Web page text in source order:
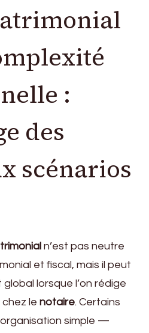
:
des
scénarios
n’est pas neutre
et fiscal, mais il peut
lorsque l’on rédige
chez le notaire. Certains
simple —